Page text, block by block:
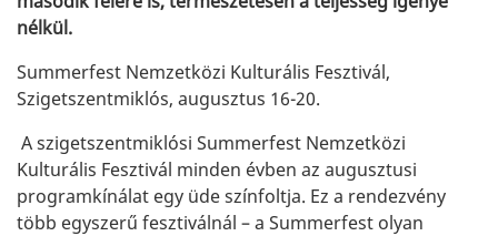
nélkül.
Summerfest Nemzetközi Kulturális Fesztivál,
Szigetszentmiklós, augusztus 16-20.
A szigetszentmiklósi Summerfest Nemzetközi
Kulturális Fesztivál minden évben az augusztusi
programkínálat egy üde színfoltja. Ez a rendezvény
több egyszerű fesztiválnál – a Summerfest olyan